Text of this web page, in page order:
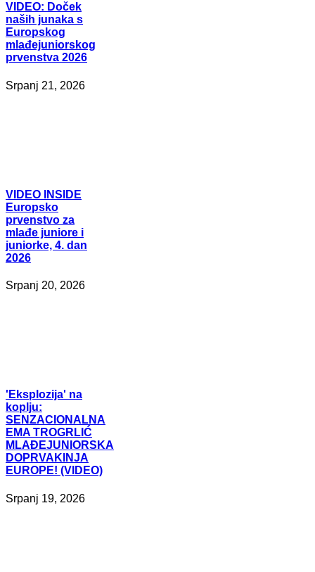
VIDEO: Doček
naših junaka s
Europskog
mlađejuniorskog
prvenstva 2026
Srpanj 21, 2026
VIDEO INSIDE
Europsko
prvenstvo za
mlađe juniore i
juniorke, 4. dan
2026
Srpanj 20, 2026
'Eksplozija' na
koplju:
SENZACIONALNA
EMA TROGRLIĆ
MLAĐEJUNIORSKA
DOPRVAKINJA
EUROPE! (VIDEO)
Srpanj 19, 2026